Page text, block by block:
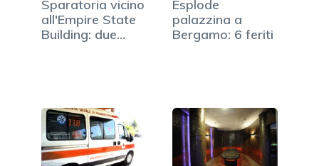
Sparatoria vicino
all'Empire State
Building: due
Esplode
palazzina a
Bergamo: 6 feriti